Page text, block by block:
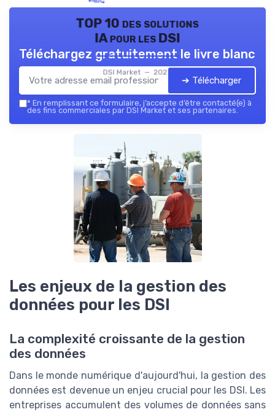
TOP 10 des solutions
IA pour les DSI
DSI Market — 2026
Téléchargez gratuitement le livre blanc
➔ Télécharger
* En remplissant ce formulaire, j’accepte d’être contacté(e) à
des fins commerciales par DSI Market et ses partenaires.
Les enjeux de la gestion des
données pour les DSI
La complexité croissante de la gestion
des données
Dans le monde numérique d'aujourd'hui, la gestion des
données est devenue un enjeu crucial pour les DSI. Les
entreprises accumulent des volumes de données sans